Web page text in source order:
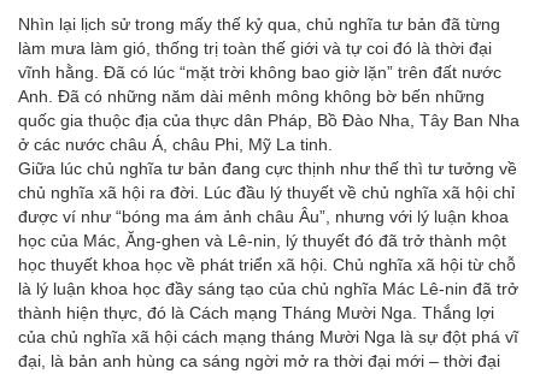
Nhìn lại lịch sử trong mấy thế kỷ qua, chủ nghĩa tư bản đã từng
làm mưa làm gió, thống trị toàn thế giới và tự coi đó là thời đại
vĩnh hằng. Đã có lúc “mặt trời không bao giờ lặn” trên đất nước
Anh. Đã có những năm dài mênh mông không bờ bến những
quốc gia thuộc địa của thực dân Pháp, Bồ Đào Nha, Tây Ban Nha
ở các nước châu Á, châu Phi, Mỹ La tinh.
Giữa lúc chủ nghĩa tư bản đang cực thịnh như thế thì tư tưởng về
chủ nghĩa xã hội ra đời. Lúc đầu lý thuyết về chủ nghĩa xã hội chỉ
được ví như “bóng ma ám ảnh châu Âu”, nhưng với lý luận khoa
học của Mác, Ăng-ghen và Lê-nin, lý thuyết đó đã trở thành một
học thuyết khoa học về phát triển xã hội. Chủ nghĩa xã hội từ chỗ
là lý luận khoa học đầy sáng tạo của chủ nghĩa Mác Lê-nin đã trở
thành hiện thực, đó là Cách mạng Tháng Mười Nga. Thắng lợi
của chủ nghĩa xã hội cách mạng tháng Mười Nga là sự đột phá vĩ
đại, là bản anh hùng ca sáng ngời mở ra thời đại mới – thời đại